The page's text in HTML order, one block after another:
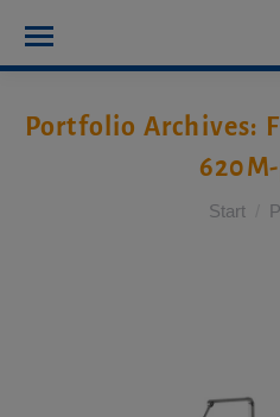
Portfolio Archives:
Sie
Start